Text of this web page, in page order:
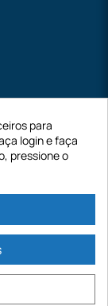
SA com um
(FRANÇA). A
​​​​​​HOLDING com
para
login e faça
pressione o